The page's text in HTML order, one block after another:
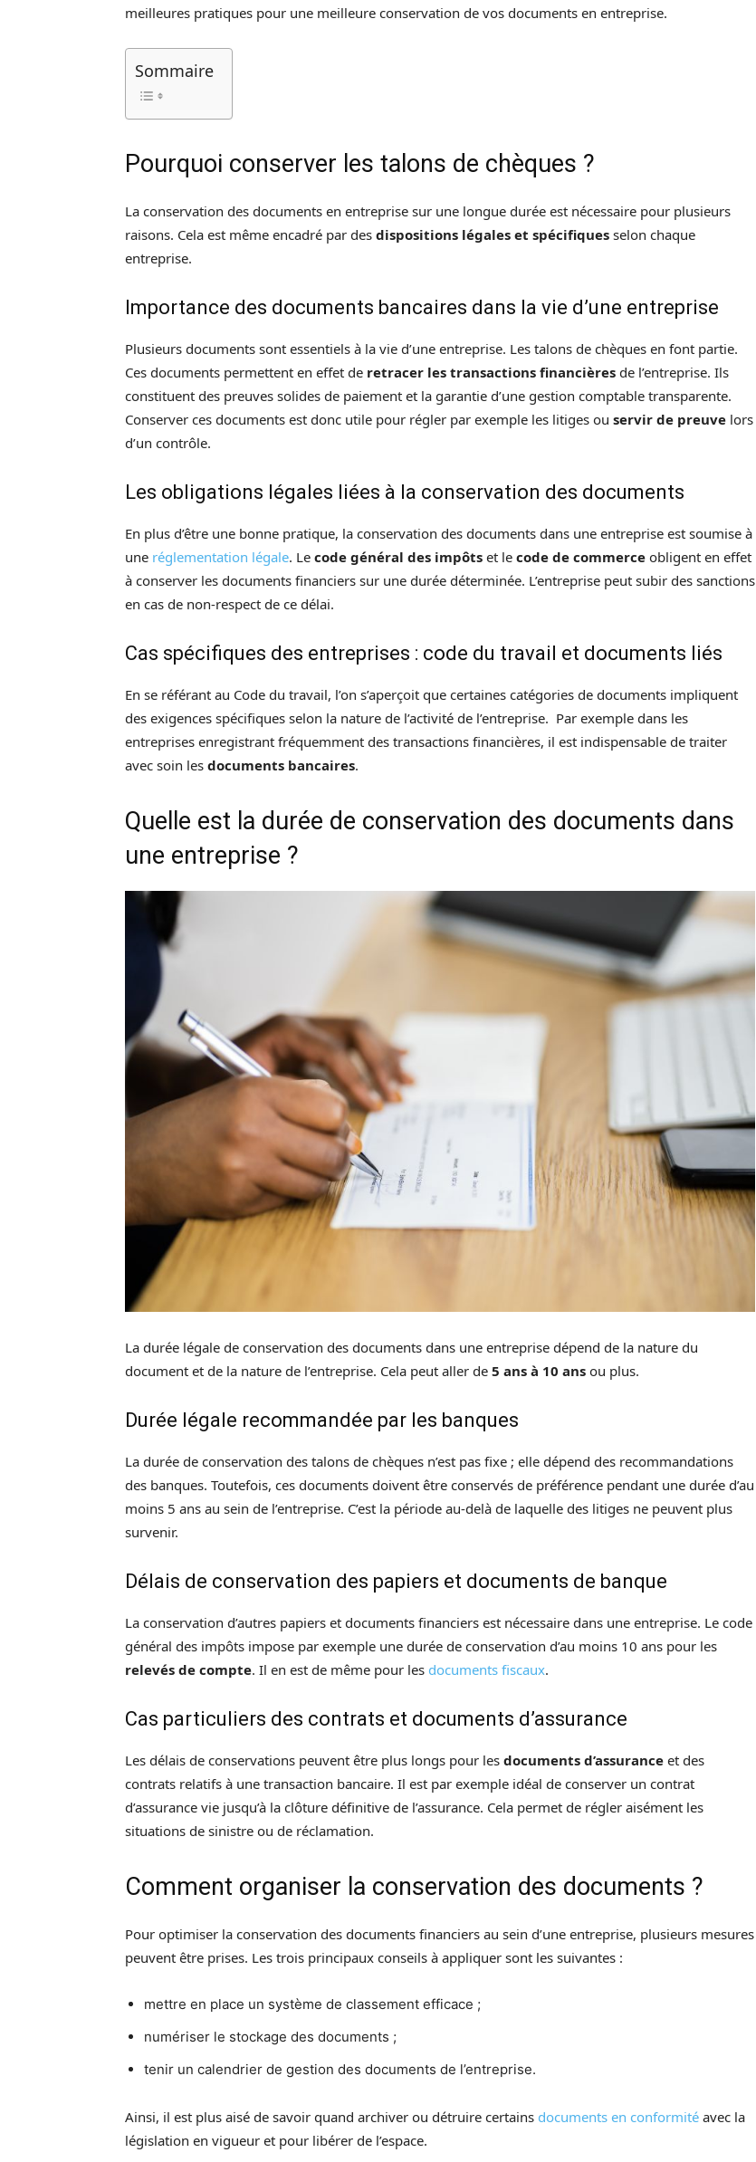
meilleures pratiques pour une meilleure conservation de vos documents en entreprise.
Sommaire
Pourquoi conserver les talons de chèques ?
La conservation des documents en entreprise sur une longue durée est nécessaire pour plusieurs
raisons. Cela est même encadré par des dispositions légales et spécifiques selon chaque
entreprise.
Importance des documents bancaires dans la vie d’une entreprise
Plusieurs documents sont essentiels à la vie d’une entreprise. Les talons de chèques en font partie.
Ces documents permettent en effet de retracer les transactions financières de l’entreprise. Ils
constituent des preuves solides de paiement et la garantie d’une gestion comptable transparente.
Conserver ces documents est donc utile pour régler par exemple les litiges ou servir de preuve lors
d’un contrôle.
Les obligations légales liées à la conservation des documents
En plus d’être une bonne pratique, la conservation des documents dans une entreprise est soumise à
une réglementation légale. Le code général des impôts et le code de commerce obligent en effet
à conserver les documents financiers sur une durée déterminée. L’entreprise peut subir des sanctions
en cas de non-respect de ce délai.
Cas spécifiques des entreprises : code du travail et documents liés
En se référant au Code du travail, l’on s’aperçoit que certaines catégories de documents impliquent
des exigences spécifiques selon la nature de l’activité de l’entreprise. Par exemple dans les
entreprises enregistrant fréquemment des transactions financières, il est indispensable de traiter
avec soin les documents bancaires.
Quelle est la durée de conservation des documents dans
une entreprise ?
La durée légale de conservation des documents dans une entreprise dépend de la nature du
document et de la nature de l’entreprise. Cela peut aller de 5 ans à 10 ans ou plus.
Durée légale recommandée par les banques
La durée de conservation des talons de chèques n’est pas fixe ; elle dépend des recommandations
des banques. Toutefois, ces documents doivent être conservés de préférence pendant une durée d’au
moins 5 ans au sein de l’entreprise. C’est la période au-delà de laquelle des litiges ne peuvent plus
survenir.
Délais de conservation des papiers et documents de banque
La conservation d’autres papiers et documents financiers est nécessaire dans une entreprise. Le code
général des impôts impose par exemple une durée de conservation d’au moins 10 ans pour les
relevés de compte. Il en est de même pour les documents fiscaux.
Cas particuliers des contrats et documents d’assurance
Les délais de conservations peuvent être plus longs pour les documents d’assurance et des
contrats relatifs à une transaction bancaire. Il est par exemple idéal de conserver un contrat
d’assurance vie jusqu’à la clôture définitive de l’assurance. Cela permet de régler aisément les
situations de sinistre ou de réclamation.
Comment organiser la conservation des documents ?
Pour optimiser la conservation des documents financiers au sein d’une entreprise, plusieurs mesures
peuvent être prises. Les trois principaux conseils à appliquer sont les suivantes :
mettre en place un système de classement efficace ;
numériser le stockage des documents ;
tenir un calendrier de gestion des documents de l’entreprise.
Ainsi, il est plus aisé de savoir quand archiver ou détruire certains documents en conformité avec la
législation en vigueur et pour libérer de l’espace.